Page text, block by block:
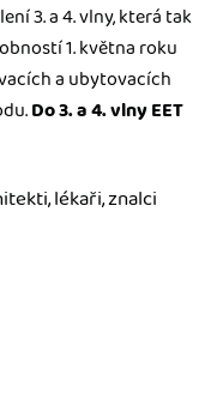
3. a 4. vlny, která tak
1. května roku
a ubytovacích
Do 3. a 4. vlny EET
lékaři, znalci